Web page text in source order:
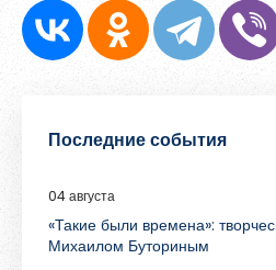
Последние события
04 августа
«Такие были времена»:
Михаилом Буториным